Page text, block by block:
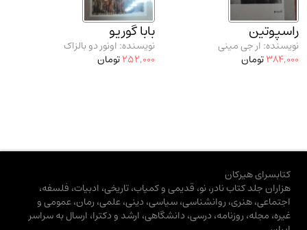
راسپوتین
نویسنده: ار جی مینی
384,000تومان
بابا گوریو
نویسنده: اونور دو بالزاک
252,000تومان
کتابسرای هیرکان
هزاران جلد کتاب نادر، نو، قدیمی و کمیاب، تاریخی، ادبیات، فلسفه،
اجتماعی، هنری، روانشناسی، سیاسی، دینی، علمی، رمان، عمومی و
غیره، مجله، روزنامه، درسی، دانشگاهی، ارشد و دکترا، ارسال به سراسر